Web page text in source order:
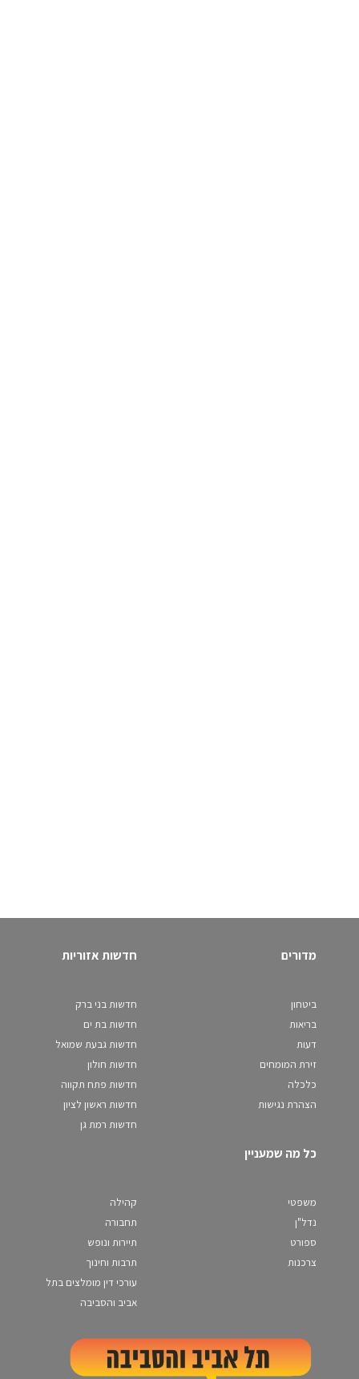
מדורים
ביטחון
בריאות
דעות
זירת המומחים
כלכלה
הצהרת נגישות
חדשות אזוריות
חדשות בני ברק
חדשות בת ים
חדשות גבעת שמואל
חדשות חולון
חדשות פתח תקווה
חדשות ראשון לציון
חדשות רמת גן
כל מה שמעניין
משפטי
נדל"ן
ספורט
צרכנות
קהילה
תחבורה
תיירות ונופש
תרבות וחינוך
עורכי דין מומלצים בתל
אביב והסביבה